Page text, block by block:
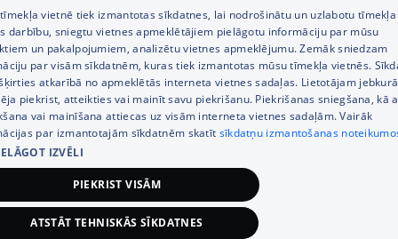
LATVIAN
RUSSIAN
ENGLISH
vietnē tiek izmantotas sīkdatnes, lai nodrošinātu un uzlabotu tīmekļa
darbību, sniegtu vietnes apmeklētājiem pielāgotu informāciju par mūsu
un pakalpojumiem, analizētu vietnes apmeklējumu. Zemāk sniedzam
par visām sīkdatnēm, kuras tiek izmantotas mūsu tīmekļa vietnēs.
atkarībā no apmeklētās interneta vietnes sadaļas. Lietotājam
piekrist, atteikties vai mainīt savu piekrišanu. Piekrišanas sniegšana, kā
vai mainīšana attiecas uz visām interneta vietnes sadaļām. Vairāk
par izmantotajām sīkdatnēm skatīt sīkdatņu izmantošanas
IZVĒLI
PIEKRIST VISĀM
ATSTĀT TEHNISKĀS SĪKDATNES